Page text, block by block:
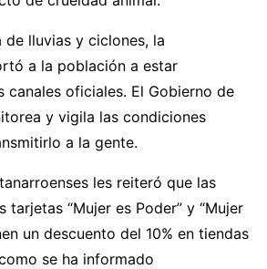
lluvias y ciclones, la
a la población a estar
canales oficiales. El Gobierno de
y vigila las condiciones
a la gente.
les reiteró que las
tarjetas “Mujer es Poder” y “Mujer
un descuento del 10% en tiendas
se ha informado